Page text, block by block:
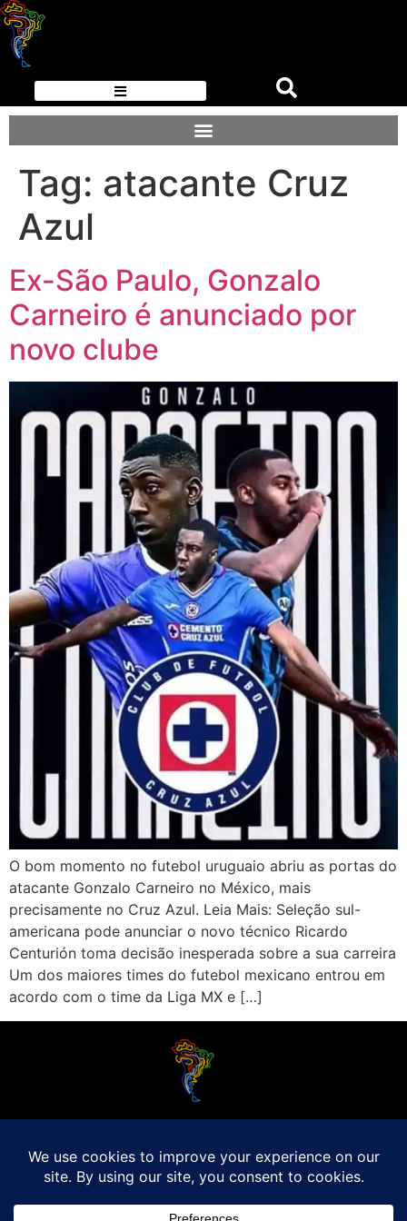
Tag: atacante Cruz
Azul
Ex-São Paulo, Gonzalo
Carneiro é anunciado por
novo clube
O bom momento no futebol uruguaio abriu as portas do
atacante Gonzalo Carneiro no México, mais
precisamente no Cruz Azul. Leia Mais: Seleção sul-
americana pode anunciar o novo técnico Ricardo
Centurión toma decisão inesperada sobre a sua carreira
Um dos maiores times do futebol mexicano entrou em
acordo com o time da Liga MX e […]
quer mesmo é saber de tudo, desde a final do Brasileirão até a 5a rodada do
Peruano, com a mesma seriedade e com a mesma paixão.Leia Mais
Entre em contato conosco:comercial@futebolatino.com.br